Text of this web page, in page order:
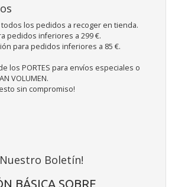
todos los pedidos a recoger en tienda.
pedidos inferiores a 299 €.
para pedidos inferiores a 85 €.
los PORTES para envíos especiales o
VOLUMEN.
sin compromiso!
Boletín!
BÁSICA SOBRE